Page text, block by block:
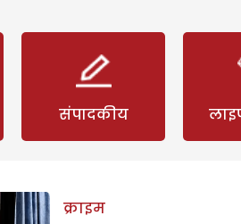
संपादकीय
क्राइम